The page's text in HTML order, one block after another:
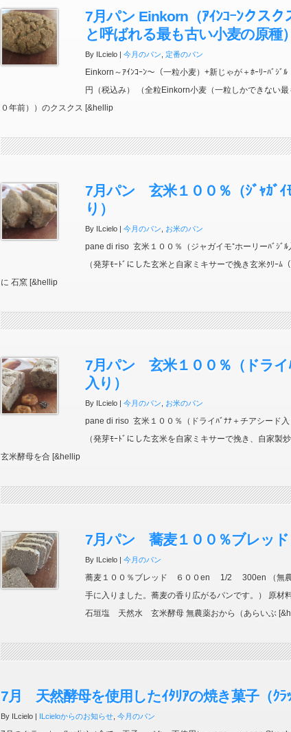
7月パン Einkorn（ｱｲﾝｺｰﾝクスク
と呼ばれる最も古い小麦の原種）
By ILcielo | 今月のパン 定番のパン
Einkorn～ｱｲﾝｺｰﾝ～（一粒小麦）+新じゃが＋ﾎｰﾘｰﾊﾞｼﾞ
円（税込み） （全粒Einkorn小麦（一粒しかできない
０年前））のクスクス [&hellip
7月パン 玄米１００％（ｼﾞｬｶﾞｲ
り）
By ILcielo | 今月のパン お米のパン
pane di riso 玄米１００％（ジャガイモ⁺ホーリーﾊ
（発芽ﾓｰﾄﾞにした玄米と自家ミキサーで挽き玄米ｸﾘｰﾑ
に 石窯 [&hellip
7月パン 玄米１００％（ドライ
入り）
By ILcielo | 今月のパン お米のパン
pane di riso 玄米１００％（ドライﾊﾞﾅﾅ＋チアシ
（発芽ﾓｰﾄﾞにした玄米を自家ミキサーで挽き、自家製炒
玄米酵母を合 [&hellip
7月パン 蕎麦１００％ブレッド
By ILcielo | 今月のパン
蕎麦１００％ブレッド ６００en 1/2 300en （無農
手に入りました。蕎麦の香り広がるパンです。） 原材
石垣塩 天然水 玄米酵母 無農薬おから（あらいぶ
7月 天然酵母を使用したｲﾀﾘｱの焼き菓子（ｸﾗｯ
By ILcielo | ILcieloからのお知らせ 今月のパン